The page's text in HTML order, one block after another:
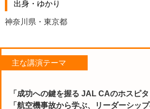
出身・ゆかり
神奈川県・東京都
主な講演テーマ
「成功への鍵を握る JAL CAのホスピタ
「航空機事故から学ぶ、リーダーシッ